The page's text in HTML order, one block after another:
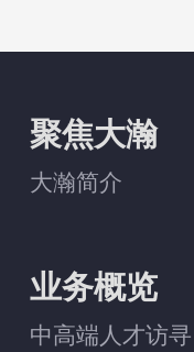
聚焦大瀚
大瀚简介
业务概览
中高端人才访寻